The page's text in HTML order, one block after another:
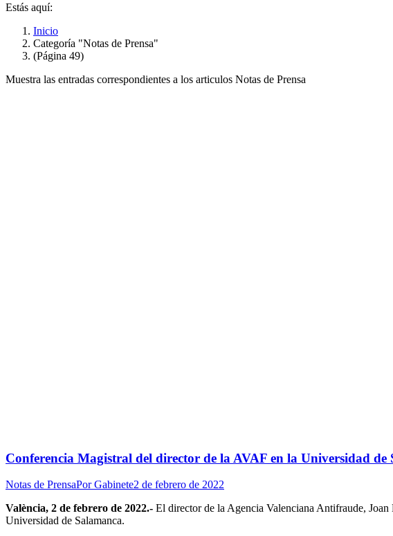
Estás aquí:
Inicio
Categoría "Notas de Prensa"
(Página 49)
Muestra las entradas correspondientes a los articulos Notas de Prensa
Conferencia Magistral del director de la AVAF en la Universidad de
Notas de PrensaPorGabinete2 de febrero de 2022
València, 2 de febrero de 2022.- El director de la Agencia Valenciana Antifraude,
Universidad de Salamanca.